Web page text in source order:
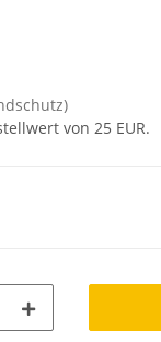
von 25 EUR.